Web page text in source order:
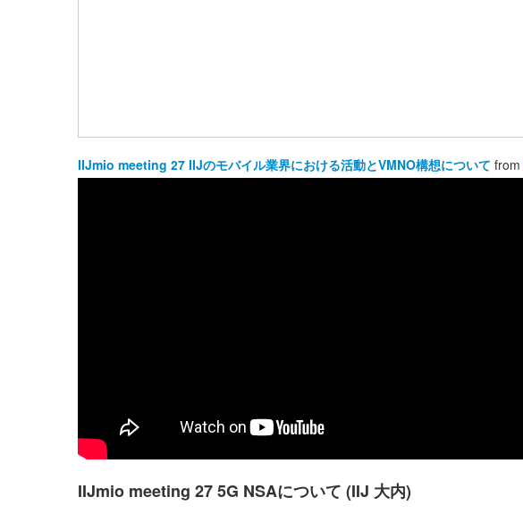
IIJmio meeting 27 IIJのモバイル業界における活動とVMNO構想について from
IIJmio meeting 27 5G NSAについて (IIJ 大内)